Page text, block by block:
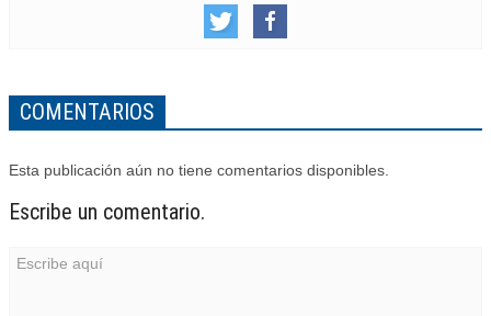
COMENTARIOS
Esta publicación aún no tiene comentarios disponibles.
Escribe un comentario.